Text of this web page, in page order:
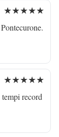
★★★★★
★★★★★
record